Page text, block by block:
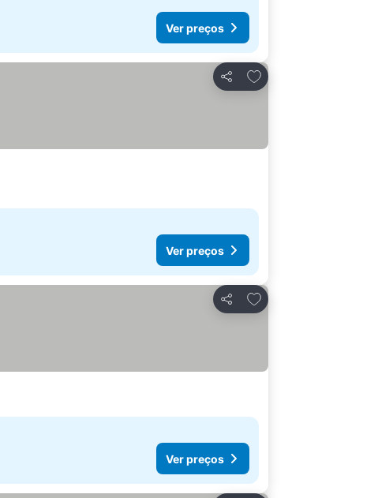
Ver preços
Partilhar
Adicionar aos favoritos
Ver preços
Partilhar
Adicionar aos favoritos
Ver preços